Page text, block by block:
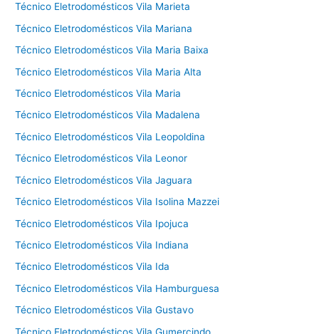
Técnico Eletrodomésticos Vila Marieta
Técnico Eletrodomésticos Vila Mariana
Técnico Eletrodomésticos Vila Maria Baixa
Técnico Eletrodomésticos Vila Maria Alta
Técnico Eletrodomésticos Vila Maria
Técnico Eletrodomésticos Vila Madalena
Técnico Eletrodomésticos Vila Leopoldina
Técnico Eletrodomésticos Vila Leonor
Técnico Eletrodomésticos Vila Jaguara
Técnico Eletrodomésticos Vila Isolina Mazzei
Técnico Eletrodomésticos Vila Ipojuca
Técnico Eletrodomésticos Vila Indiana
Técnico Eletrodomésticos Vila Ida
Técnico Eletrodomésticos Vila Hamburguesa
Técnico Eletrodomésticos Vila Gustavo
Técnico Eletrodomésticos Vila Gumercindo